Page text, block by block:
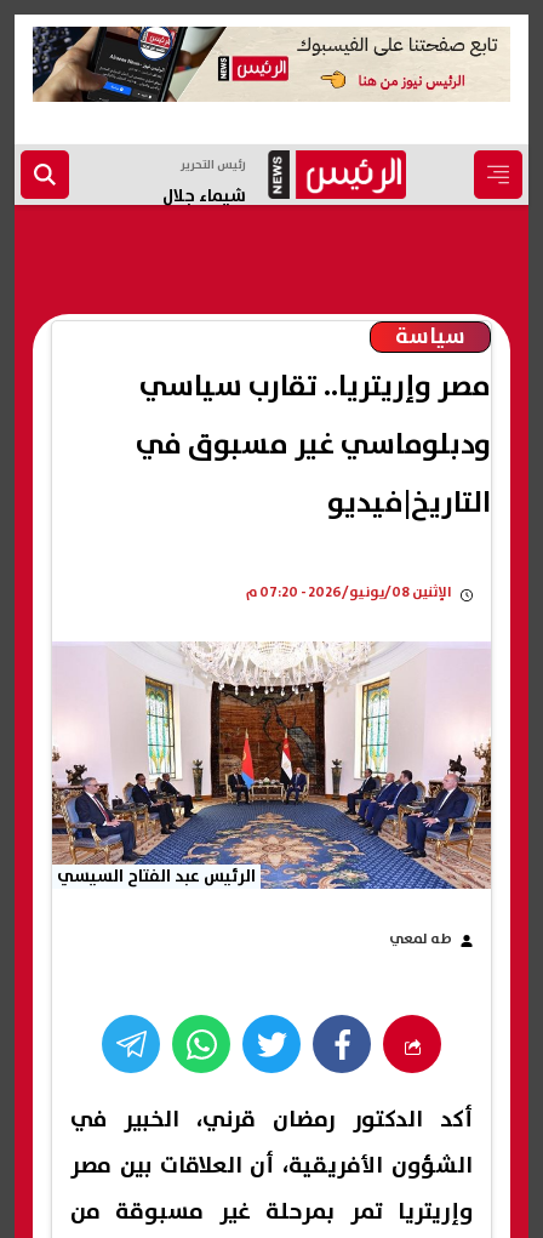
رئيس التحرير
شيماء جلال
سياسة
مصر وإريتريا.. تقارب سياسي
ودبلوماسي غير مسبوق في
التاريخ|فيديو
الإثنين 08/يونيو/2026 - 07:20 م
الرئيس عبد الفتاح السيسي
طه لمعي
أكد الدكتور رمضان قرني، الخبير في
الشؤون الأفريقية، أن العلاقات بين مصر
وإريتريا تمر بمرحلة غير مسبوقة من